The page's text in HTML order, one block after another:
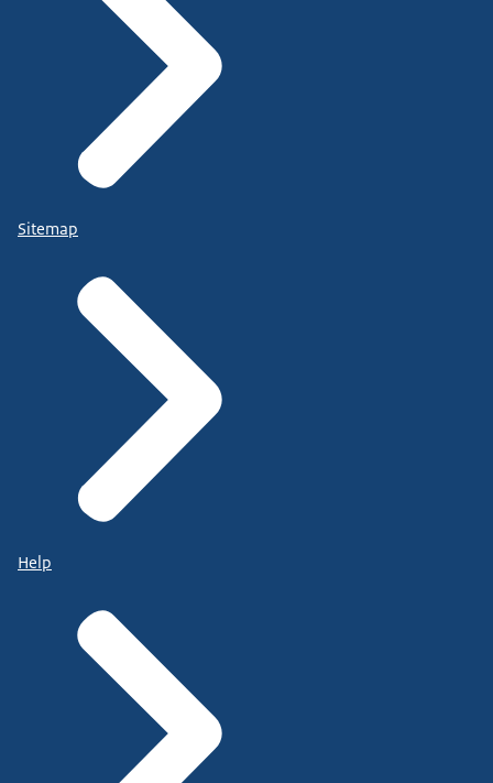
Sitemap
Help